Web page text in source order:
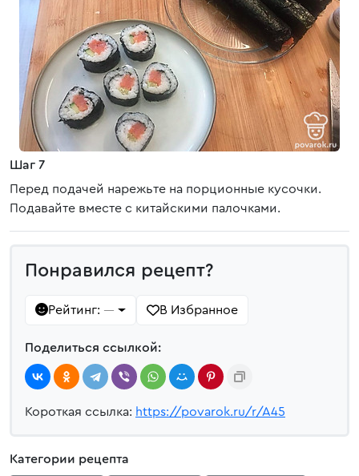
Шаг 7
Перед подачей нарежьте на порционные кусочки.
Подавайте вместе с китайскими палочками.
Понравился рецепт?
Рейтинг: — В Избранное
Поделиться ссылкой:
Короткая ссылка: https://povarok.ru/r/A45
Категории рецепта